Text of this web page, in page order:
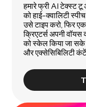
हमारे फ्री AI टेक्स्ट
को हाई-क्वालिटी
उसे टाइप करो, फिर
क्रिएटर्स अपनी
को स्केल किया जा
और एक्सेसिबिलिटी